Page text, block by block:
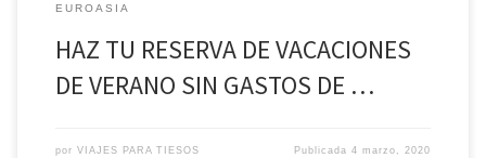
EUROASIA
HAZ TU RESERVA DE VACACIONES
DE VERANO SIN GASTOS DE …
por VIAJES PARA TIESOS Publicada4 marzo, 2020